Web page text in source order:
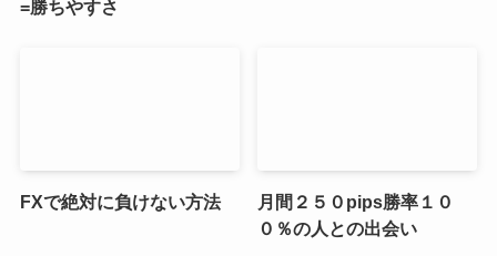
=勝ちやすさ
FXで絶対に負けない方法
月間２５０pips勝率１０
０％の人との出会い